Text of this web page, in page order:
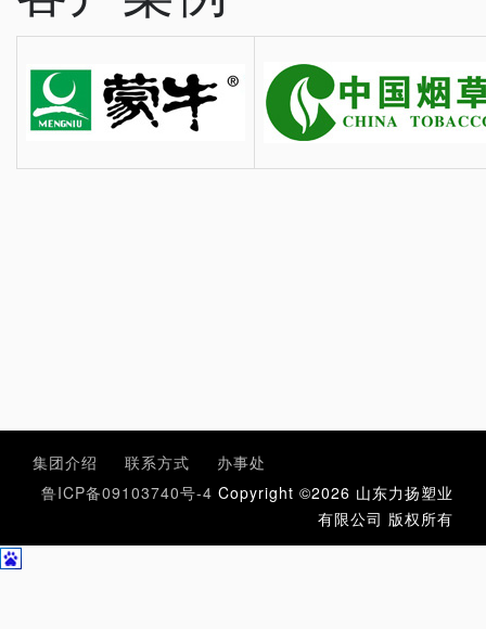
集团介绍 联系方式
办事处
鲁ICP备09103740号-4 Copyright ©2026 山东力扬塑业
有限公司 版权所有